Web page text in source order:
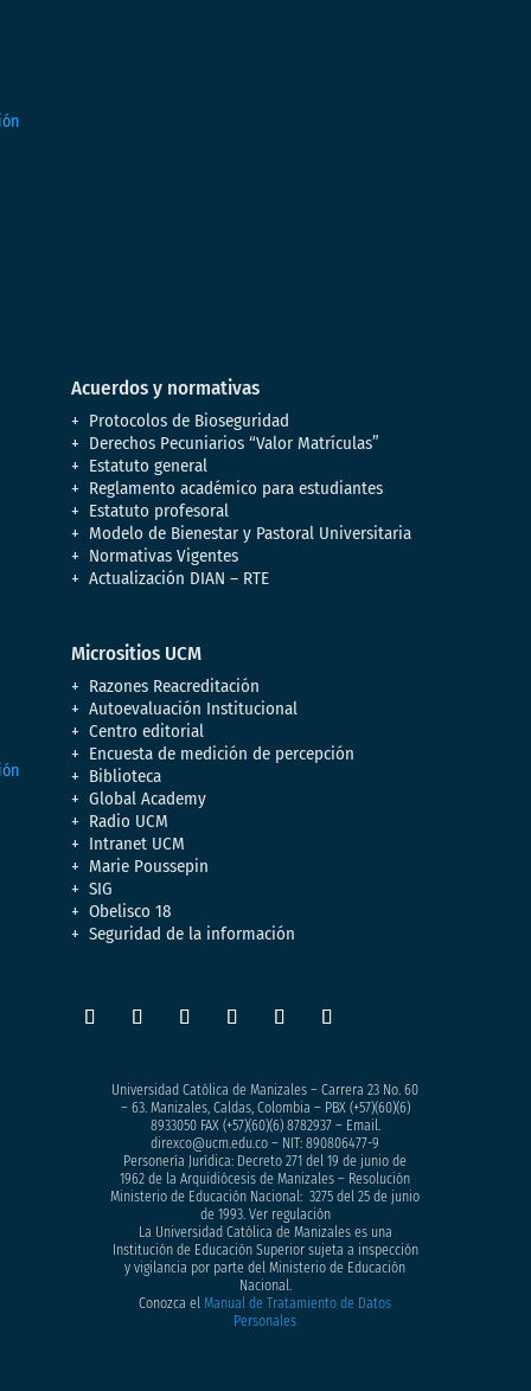
Acuerdos y normativas
Protocolos de Bioseguridad
Derechos Pecuniarios “Valor Matrículas”
Estatuto general
Reglamento académico para estudiantes
Estatuto profesoral
Modelo de Bienestar y Pastoral Universitaria
Normativas Vigentes
Actualización DIAN – RTE
Micrositios UCM
Razones Reacreditación
Autoevaluación Institucional
Centro editorial
Encuesta de medición de percepción
Biblioteca
Global Academy
Radio UCM
Intranet UCM
Marie Poussepin
SIG
Obelisco 18
Seguridad de la información
Universidad Católica de Manizales – Carrera 23 No. 60
– 63. Manizales, Caldas, Colombia – PBX (+57)(60)(6)
8933050FAX (+57)(60)(6) 8782937 – Email.
direxco@ucm.edu.co – NIT: 890806477-9
Personería Jurídica: Decreto 271 del 19 de junio de
1962 de la Arquidiócesis de Manizales – Resolución
Ministerio de Educación Nacional: 3275 del 25 de junio
de 1993. Ver regulación
La Universidad Católica de Manizales es una
Institución de Educación Superior sujeta a inspección
y vigilancia por parte del Ministerio de Educación
Nacional.
Conozca elManual de Tratamiento de Datos
Personales